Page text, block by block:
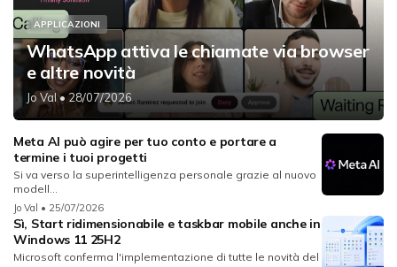
APPLICAZIONI
WhatsApp attiva le chiamate via browser
e altre novità
Jo Val• 28/07/2026
Meta AI può agire per tuo conto e portare a
termine i tuoi progetti
Si va verso la superintelligenza personale grazie al nuovo
modell...
Jo Val • 25/07/2026
Sì, Start ridimensionabile e taskbar mobile anche in
Windows 11 25H2
Microsoft conferma l'implementazione di tutte le novità del